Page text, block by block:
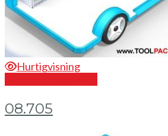
Hurtigvisning
08.705